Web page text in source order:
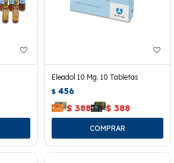
Eleadol 10 Mg. 10 Tabletas
$ 456
$ 388 $ 388